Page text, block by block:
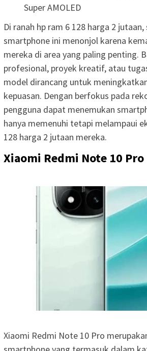
Super AMOLED
Di ranah hp ram 6 128 harga 2
smartphone ini menonjol karena
mereka di area yang paling penting.
profesional, proyek kreatif, atau
model dirancang untuk
kepuasan. Dengan berfokus pada
pengguna dapat menemukan
hanya memenuhi tetapi melampaui
128 harga 2 jutaan mereka.
Xiaomi Redmi Note 10 Pro
Xiaomi Redmi Note 10 Pro